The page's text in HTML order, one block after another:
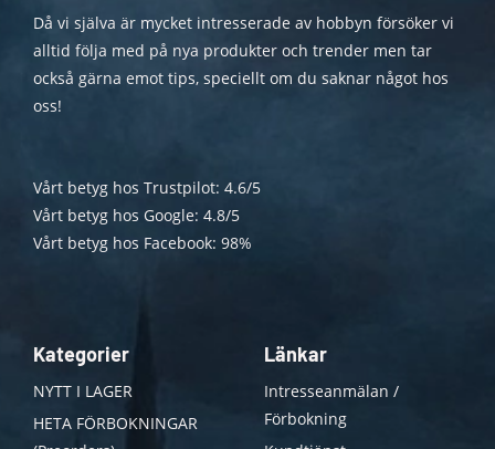
Då vi själva är mycket intresserade av hobbyn försöker vi
alltid följa med på nya produkter och trender men tar
också gärna emot tips, speciellt om du saknar något hos
oss!
Vårt betyg hos Trustpilot: 4.6/5
Vårt betyg hos Google: 4.8/5
Vårt betyg hos Facebook: 98%
Kategorier
NYTT I LAGER
HETA FÖRBOKNINGAR
Länkar
Intresseanmälan /
Förbokning